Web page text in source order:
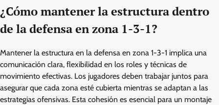
¿Cómo mantener la estructura dentro
de la defensa en zona 1-3-1?
Mantener la estructura en la defensa en zona 1-3-1 implica una
comunicación clara, flexibilidad en los roles y técnicas de
movimiento efectivas. Los jugadores deben trabajar juntos para
asegurar que cada zona esté cubierta mientras se adaptan a las
estrategias ofensivas. Esta cohesión es esencial para un montaje